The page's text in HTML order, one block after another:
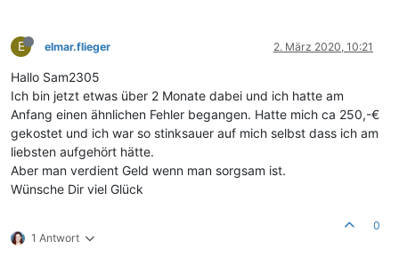
E elmar.flieger 2. März 2020, 10:21
Hallo Sam2305
Ich bin jetzt etwas über 2 Monate dabei und ich hatte am
Anfang einen ähnlichen Fehler begangen. Hatte mich ca 250,-€
gekostet und ich war so stinksauer auf mich selbst dass ich am
liebsten aufgehört hätte.
Aber man verdient Geld wenn man sorgsam ist.
Wünsche Dir viel Glück
1 Antwort
0